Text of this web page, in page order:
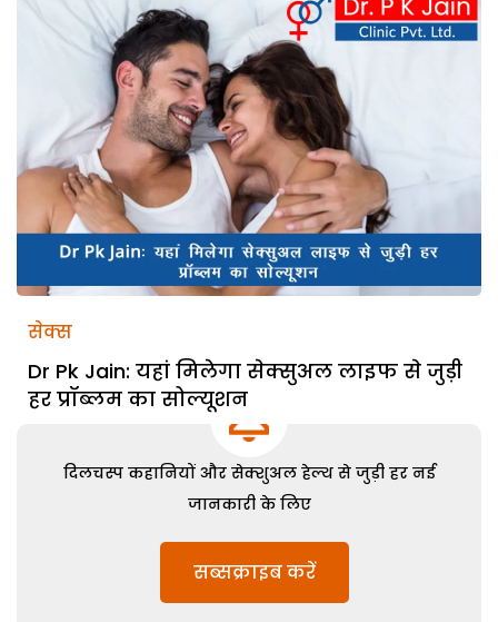
सेक्स
Dr Pk Jain: यहां मिलेगा सेक्सुअल लाइफ से जुड़ी
हर प्रॉब्लम का सोल्यूशन
दिलचस्प कहानियों और सेक्शुअल हेल्थ से जुड़ी हर नई
जानकारी के लिए
सब्सक्राइब करें